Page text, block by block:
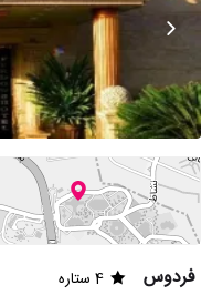
فردوس
4 ستاره